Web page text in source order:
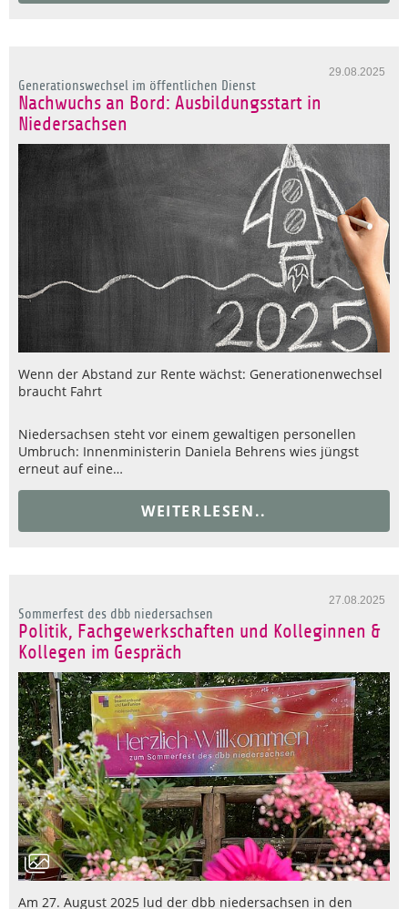
29.08.2025
Generationswechsel im öffentlichen Dienst
Nachwuchs an Bord: Ausbildungsstart in
Niedersachsen
Wenn der Abstand zur Rente wächst: Generationenwechsel
braucht Fahrt
Niedersachsen steht vor einem gewaltigen personellen
Umbruch: Innenministerin Daniela Behrens wies jüngst
erneut auf eine…
WEITERLESEN..
27.08.2025
Sommerfest des dbb niedersachsen
Politik, Fachgewerkschaften und Kolleginnen &
Kollegen im Gespräch
Am 27. August 2025 lud der dbb niedersachsen in den